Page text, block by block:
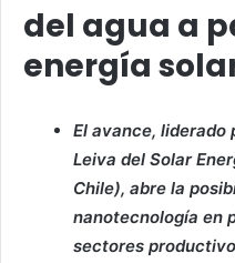
del agua a
energía
El avance, liderado
Leiva del Solar
Chile), abre la
nanotecnología en
sectores